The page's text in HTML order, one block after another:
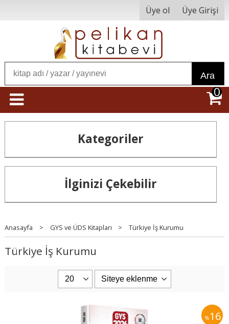
Üye ol Üye Girişi
Ara
0
Kategoriler
İlginizi Çekebilir
Anasayfa > GYS ve ÜDS Kitapları > Türkiye İş Kurumu
Türkiye İş Kurumu
%16